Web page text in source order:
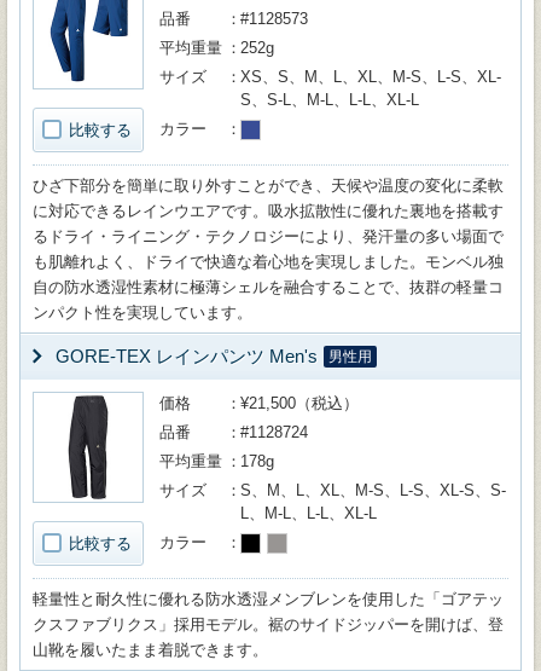
比較する
品番
#1128573
平均重量
252g
サイズ
XS、S、M、L、XL、M-S、L-S、XL-
S、S-L、M-L、L-L、XL-L
カラー
ひざ下部分を簡単に取り外すことができ、天候や温度の変化に柔軟
に対応できるレインウエアです。吸水拡散性に優れた裏地を搭載す
るドライ・ライニング・テクノロジーにより、発汗量の多い場面で
も肌離れよく、ドライで快適な着心地を実現しました。モンベル独
自の防水透湿性素材に極薄シェルを融合することで、抜群の軽量コ
ンパクト性を実現しています。
GORE-TEX レインパンツ Men's 男性用
比較する
価格
¥21,500（税込）
品番
#1128724
平均重量
178g
サイズ
S、M、L、XL、M-S、L-S、XL-S、S-
L、M-L、L-L、XL-L
カラー
軽量性と耐久性に優れる防水透湿メンブレンを使用した「ゴアテッ
クスファブリクス」採用モデル。裾のサイドジッパーを開けば、登
山靴を履いたまま着脱できます。